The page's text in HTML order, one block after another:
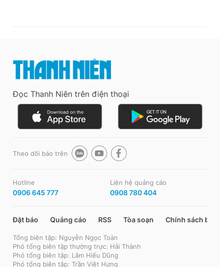
Đọc Thanh Niên trên điện thoại
Theo dõi báo trên
Hotline
0906 645 777
Liên hệ quảng cáo
0908 780 404
Đặt báo Quảng cáo RSS Tòa soạn Chính sách bảo
Tổng biên tập: Nguyễn Ngọc Toàn
Phó tổng biên tập thường trực: Hải Thành
Phó tổng biên tập: Lâm Hiếu Dũng
Phó tổng biên tập: Trần Việt Hưng